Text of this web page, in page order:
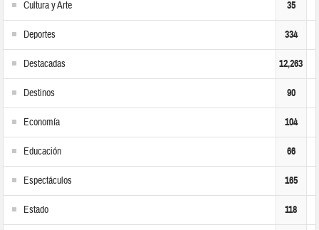
Cultura y Arte 35
Deportes 334
Destacadas 12,263
Destinos 90
Economía 104
Educación 66
Espectáculos 165
Estado 118